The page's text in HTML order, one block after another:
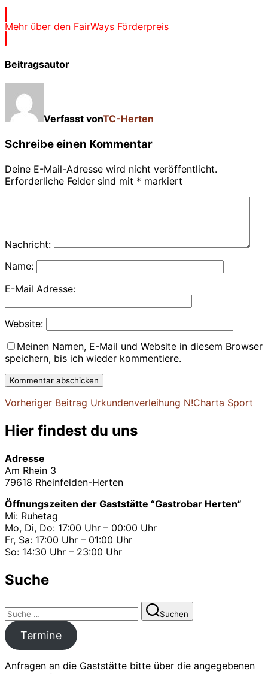
Mehr über den FairWays Förderpreis
Beitragsautor
Verfasst vonTC-Herten
Schreibe einen Kommentar
Deine E-Mail-Adresse wird nicht veröffentlicht.
Erforderliche Felder sind mit * markiert
Nachricht:
Name:
E-Mail Adresse:
Website:
Meinen Namen, E-Mail und Website in diesem Browser
speichern, bis ich wieder kommentiere.
Beitragsnavigation
Vorheriger
Vorheriger Beitrag Urkundenverleihung N!Charta Sport
Hier findest du uns
Adresse
Am Rhein 3
79618 Rheinfelden-Herten
Öffnungszeiten der Gaststätte “Gastrobar Herten”
Mi: Ruhetag
Mo, Di, Do: 17:00 Uhr – 00:00 Uhr
Fr, Sa: 17:00 Uhr – 01:00 Uhr
So: 14:30 Uhr – 23:00 Uhr
Suche
Suchen
nach:
Suchen
Termine
Anfragen an die Gaststätte bitte über die angegebenen